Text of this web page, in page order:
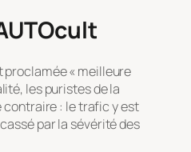
proclamée « meilleure
les puristes de la
: le trafic y est
par la sévérité des